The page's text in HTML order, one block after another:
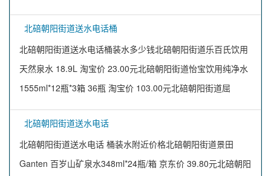
北碚朝阳街道送水电话桶
北碚朝阳街道送水电话桶装水多少钱北碚朝阳街道乐百氏饮用
天然泉水 18.9L 淘宝价 23.00元北碚朝阳街道怡宝饮用纯净水
1555ml*12瓶*3箱 36瓶 淘宝价 103.00元北碚朝阳街道屈
北碚朝阳街道送水电话
北碚朝阳街道送水电话 桶装水附近价格北碚朝阳街道景田
Ganten 百岁山矿泉水348ml*24瓶/箱 京东价 39.80元北碚朝阳